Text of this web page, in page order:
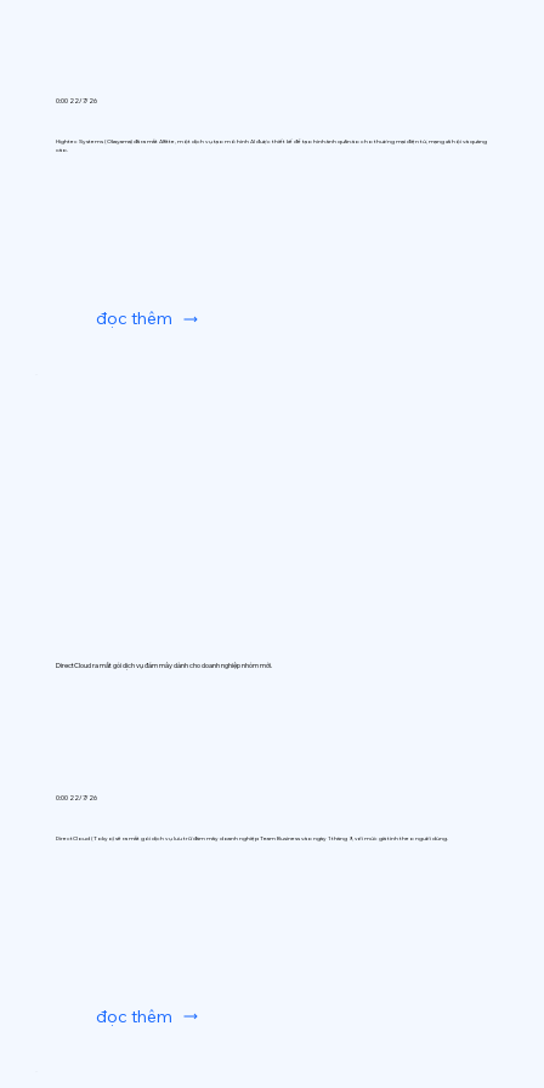
0:00 22/7/26
Hightec Systems (Okayama) đã ra mắt AIfitte, một dịch vụ tạo mô hình AI được thiết kế để tạo hình ảnh quần áo cho thương mại điện tử, mạng xã hội và quảng
cáo.
đọc thêm
DirectCloud ra mắt gói dịch vụ đám mây dành cho doanh nghiệp nhóm mới.
0:00 22/7/26
DirectCloud (Tokyo) sẽ ra mắt gói dịch vụ lưu trữ đám mây doanh nghiệp Team Business vào ngày 1 tháng 9, với mức giá tính theo người dùng.
đọc thêm